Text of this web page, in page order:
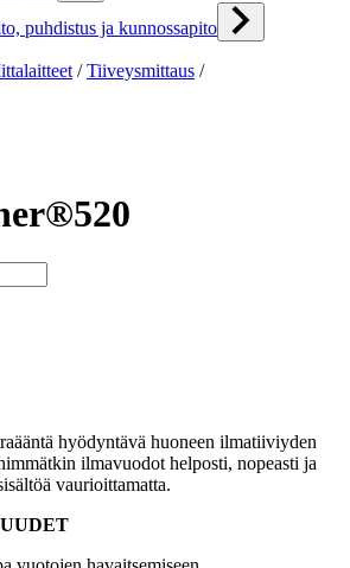
puhdistus ja kunnossapito
/Tiiveysmittaus /
hyödyntävä huoneen ilmatiiviyden
ilmavuodot helposti, nopeasti ja
vaurioittamatta.